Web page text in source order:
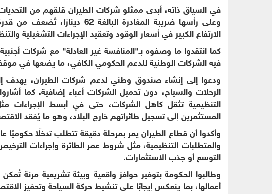
في السياق ذاته، أبدى ممثلو شركات الطيران قلقهم من
وعلى رأسها ضريبة المغادرة
الارتفاع الكبير في أسعار الوقود وتعقيد الإجراءات التشغيلية
كما انتقدوا ما وصفوه بـ"المنافسة غير العادلة" مع شركات
فيه الشركات الوطنية للدعم الحكومي الكافي، ما يضعها في
ودعوا إلى إنشاء صندوق وطني لدعم شركات الطيران، يهدف
الرحلات والسياح، دون تحميل الشركات أعباء إضافية. كما
التنظيمية تثقل كاهل الشركات، حتى في أبسط الإجراءات
المستثمرين إلى تسجيل طائراتهم خارج البلاد، وهو ما يُفقد
وأكدوا أن قطاع الطيران يمر بمرحلة دقيقة تتطلب تدخلًا حكوميًا
والمتطلبات التنظيمية، مثل شروط عمر الطائرة وإجراءات
التوسع أو جذب الاستثمارات.
وطالبوا الحكومة بتوفير حوافز واقعية وبيئة تشريعية مرنة
أعمالها، بما ينعكس إيجابًا على تنشيط حركة السياحة وتحفيز